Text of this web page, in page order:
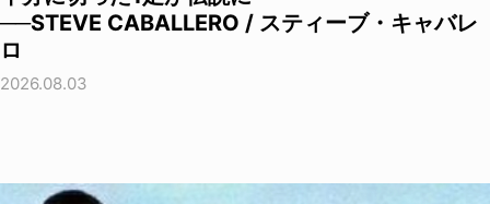
──STEVE CABALLERO / スティーブ・キャバレ
ロ
2026.08.03